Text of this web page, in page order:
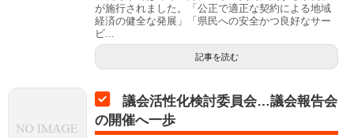
が施行されました。「公正で適正な契約による地域
経済の健全な発展」「県民への安全かつ良好なサー
ビ...
記事を読む
議会活性化検討委員会…議会報告会
の開催へ一歩